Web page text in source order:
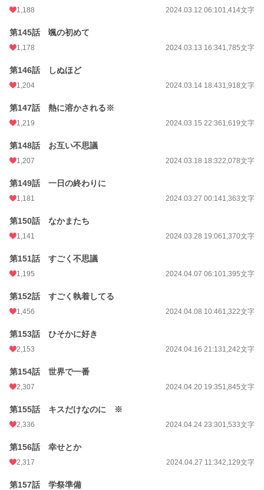
1,188 2024.03.12 06:101,414文字
第145話 颯の初めて
1,178 2024.03.13 16:341,785文字
第146話 しぬほど
1,204 2024.03.14 18:431,918文字
第147話 熱に溶かされる※
1,219 2024.03.15 22:361,619文字
第148話 お互い不思議
1,207 2024.03.18 18:322,078文字
第149話 一日の終わりに
1,181 2024.03.27 00:141,363文字
第150話 なかまたち
1,141 2024.03.28 19:061,370文字
第151話 すごく不思議
1,195 2024.04.07 06:101,395文字
第152話 すごく執着してる
1,456 2024.04.08 10:461,322文字
第153話 ひそかに好き
2,153 2024.04.16 21:131,242文字
第154話 世界で一番
2,307 2024.04.20 19:351,845文字
第155話 キスだけなのに ※
2,336 2024.04.24 23:301,533文字
第156話 幸せとか
2,317 2024.04.27 11:342,129文字
第157話 学祭準備